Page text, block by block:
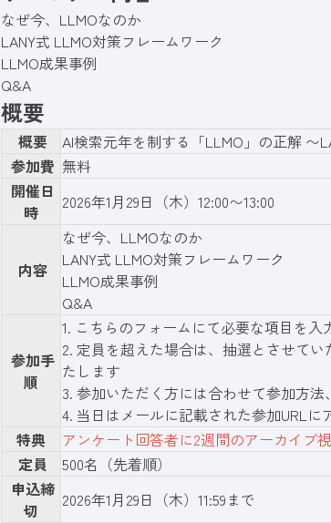
なぜ今、LLMOなのか
LANY式 LLMO対策フレームワーク
LLMO成果事例
Q&A
概要
概要
AI検索元年を制する「LLMO」の正解 〜
参加費 無料
開催日
時
2026年1月29日（木）12:00〜13:00
内容
なぜ今、LLMOなのか
LANY式 LLMO対策フレームワーク
LLMO成果事例
Q&A
参加手
順
1. こちらのフォーム にて必要な項目を入
2. 定員を超えた場合は、抽選とさせて
たします
3. 参加いただく方には合わせて参加方
4. 当日はメールに記載された参加URL
特典
アンケート回答者に2週間のアーカイブ
定員
500名（先着順）
申込締
切
2026年1月29日（木）11:59まで